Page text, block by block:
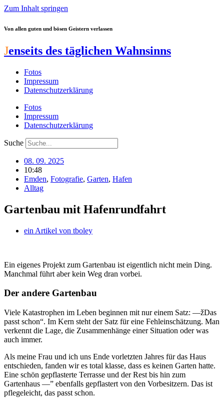
Zum Inhalt springen
Von allen guten und bösen Geistern verlassen
Jenseits des täglichen Wahnsinns
Fotos
Impressum
Datenschutzerklärung
Fotos
Impressum
Datenschutzerklärung
Suche
08. 09. 2025
10:48
Emden, Fotografie, Garten, Hafen
Alltag
Gartenbau mit Hafenrundfahrt
ein Artikel von tboley
Ein eigenes Projekt zum Gartenbau ist eigentlich nicht mein Ding.
Manchmal führt aber kein Weg dran vorbei.
Der andere Gartenbau
Viele Katastrophen im Leben beginnen mit nur einem Satz: —žDas
passt schon“. Im Kern steht der Satz für eine Fehleinschätzung. Man
verkennt die Lage, die Zusammenhänge einer Situation oder was
auch immer.
Als meine Frau und ich uns Ende vorletzten Jahres für das Haus
entschieden, fanden wir es total klasse, dass es keinen Garten hatte.
Eine schön gepflasterte Terrasse und der Rest bis hin zum
Gartenhaus —” ebenfalls gepflastert von den Vorbesitzern. Das ist
pflegeleicht, das passt schon.